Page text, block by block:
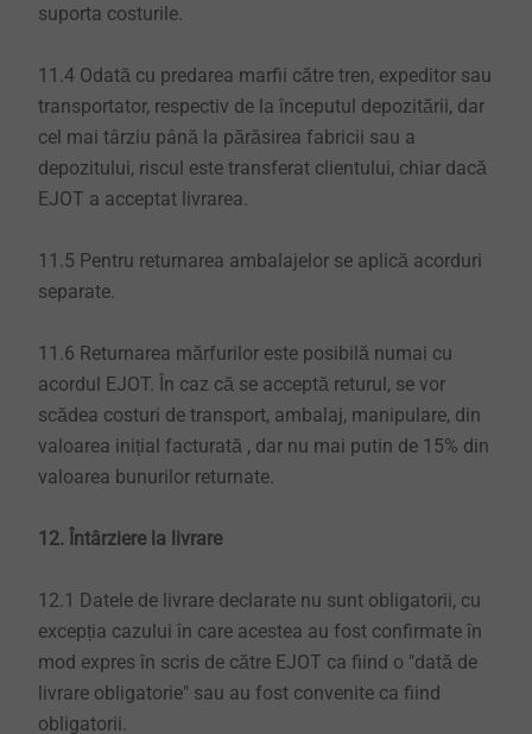
suporta costurile.
11.4 Odată cu predarea marfii către tren, expeditor sau
transportator, respectiv de la începutul depozitării, dar
cel mai târziu până la părăsirea fabricii sau a
depozitului, riscul este transferat clientului, chiar dacă
EJOT a acceptat livrarea.
11.5 Pentru returnarea ambalajelor se aplică acorduri
separate.
11.6 Returnarea mărfurilor este posibilă numai cu
acordul EJOT. În caz că se acceptă returul, se vor
scădea costuri de transport, ambalaj, manipulare, din
valoarea inițial facturată , dar nu mai putin de 15% din
valoarea bunurilor returnate.
12. Întârziere la livrare
12.1 Datele de livrare declarate nu sunt obligatorii, cu
excepția cazului în care acestea au fost confirmate în
mod expres în scris de către EJOT ca fiind o "dată de
livrare obligatorie" sau au fost convenite ca fiind
obligatorii.